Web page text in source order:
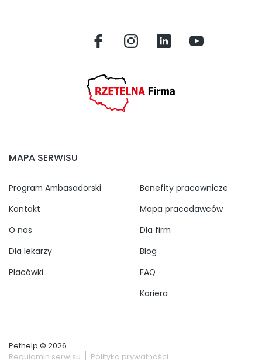
MAPA SERWISU
Program Ambasadorski
Kontakt
O nas
Dla lekarzy
Placówki
Benefity pracownicze
Mapa pracodawców
Dla firm
Blog
FAQ
Kariera
Pethelp © 2026.
Regulamin serwisu
Polityka prywatności